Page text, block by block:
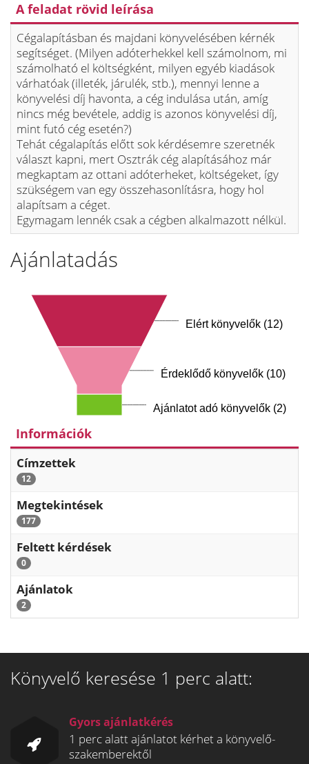
A feladat rövid leírása
Cégalapításban és majdani könyvelésében kérnék
segítséget. (Milyen adóterhekkel kell számolnom, mi
számolható el költségként, milyen egyéb kiadások
várhatóak (illeték, járulék, stb.), mennyi lenne a
könyvelési díj havonta, a cég indulása után, amíg
nincs még bevétele, addig is azonos könyvelési díj,
mint futó cég esetén?)
Tehát cégalapítás előtt sok kérdésemre szeretnék
választ kapni, mert Osztrák cég alapításához már
megkaptam az ottani adóterheket, költségeket, így
szükségem van egy összehasonlításra, hogy hol
alapítsam a céget.
Egymagam lennék csak a cégben alkalmazott nélkül.
Ajánlatadás
Elért könyvelők (12)
Érdeklődő könyvelők (10)
Ajánlatot adó könyvelők (2)
Információk
Címzettek
12
Megtekintések
177
Feltett kérdések
0
Ajánlatok
2
Könyvelő keresése 1 perc alatt:
Gyors ajánlatkérés
1 perc alatt ajánlatot kérhet a könyvelő-
szakemberektől